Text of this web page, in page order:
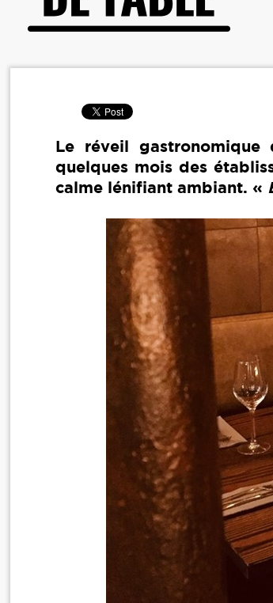
Le réveil gastronomique
quelques mois des
calme lénifiant ambiant. «